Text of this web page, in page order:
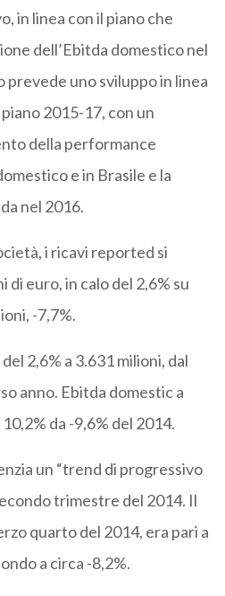
in linea con il piano che
dell’Ebitda domestico nel
prevede uno sviluppo in linea
2015-17, con un
della performance
e in Brasile e la
nel 2016.
i ricavi reported si
di euro, in calo del 2,6% su
-7,7%.
2,6% a 3.631 milioni, dal
anno. Ebitda domestic a
da -9,6% del 2014.
un “trend di progressivo
trimestre del 2014. Il
quarto del 2014, era pari a
a circa -8,2%.